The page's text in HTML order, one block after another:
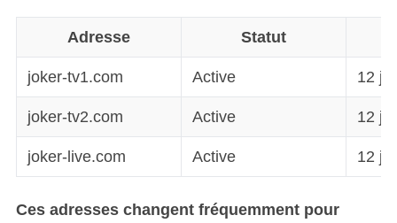
Adresse Statut
joker-tv1.com Active 12
joker-tv2.com Active 12
joker-live.com Active 12
Ces adresses changent fréquemment pour